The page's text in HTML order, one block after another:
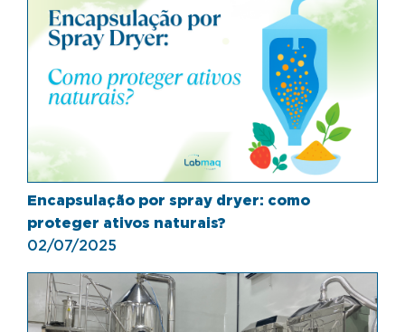
Encapsulação por spray dryer: como
proteger ativos naturais?
02/07/2025